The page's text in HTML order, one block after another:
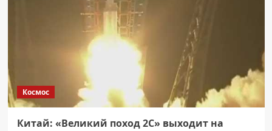
Космос
Китай: «Великий поход 2C» выходит на